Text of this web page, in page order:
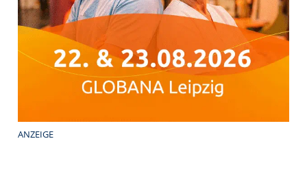
ANZEIGE